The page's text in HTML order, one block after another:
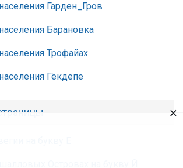
Гарден_Гров
Барановка
Трофайах
Гёкдепе
×